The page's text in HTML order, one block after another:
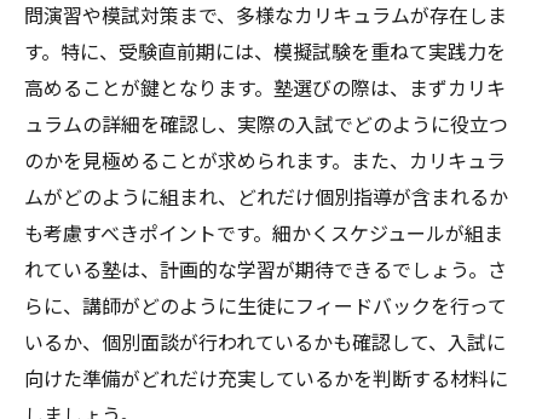
問演習や模試対策まで、多様なカリキュラムが存在しま
す。特に、受験直前期には、模擬試験を重ねて実践力を
高めることが鍵となります。塾選びの際は、まずカリキ
ュラムの詳細を確認し、実際の入試でどのように役立つ
のかを見極めることが求められます。また、カリキュラ
ムがどのように組まれ、どれだけ個別指導が含まれるか
も考慮すべきポイントです。細かくスケジュールが組ま
れている塾は、計画的な学習が期待できるでしょう。さ
らに、講師がどのように生徒にフィードバックを行って
いるか、個別面談が行われているかも確認して、入試に
向けた準備がどれだけ充実しているかを判断する材料に